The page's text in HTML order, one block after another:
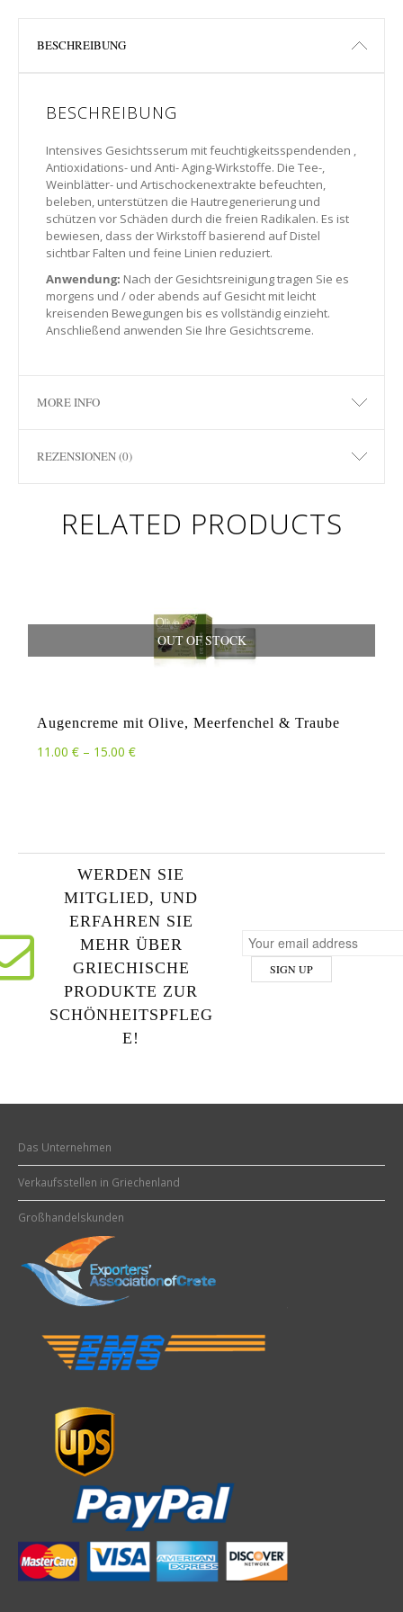
BESCHREIBUNG
BESCHREIBUNG
Intensives Gesichtsserum mit feuchtigkeitsspendenden ,
Antioxidations- und Anti- Aging-Wirkstoffe. Die Tee-,
Weinblätter- und Artischockenextrakte befeuchten,
beleben, unterstützen die Hautregenerierung und
schützen vor Schäden durch die freien Radikalen. Es ist
bewiesen, dass der Wirkstoff basierend auf Distel
sichtbar Falten und feine Linien reduziert.
Anwendung: Nach der Gesichtsreinigung tragen Sie es
morgens und / oder abends auf Gesicht mit leicht
kreisenden Bewegungen bis es vollständig einzieht.
Anschließend anwenden Sie Ihre Gesichtscreme.
MORE INFO
REZENSIONEN (0)
RELATED PRODUCTS
OUT OF STOCK
Augencreme mit Olive, Meerfenchel & Traube
11.00 € – 15.00 €Preisspanne: 11.00 € bis 15.00 €
WERDEN SIE
MITGLIED, UND
ERFAHREN SIE
MEHR ÜBER
GRIECHISCHE
PRODUKTE ZUR
SCHÖNHEITSPFLEG
E!
Das Unternehmen
Verkaufsstellen in Griechenland
Großhandelskunden